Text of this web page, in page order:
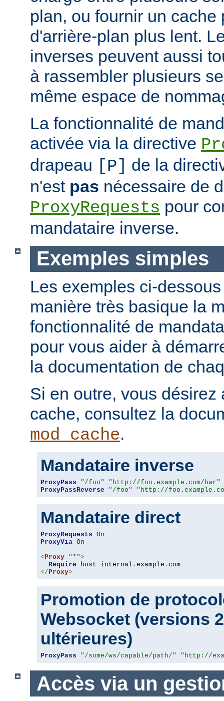
plan, ou fournir un cache
d'arrière-plan plus lent.
inverses peuvent aussi
à rassembler plusieurs
même espace de
La fonctionnalité de
activée via la directive
drapeau
[P]
de la
n'est pas nécessaire de
ProxyRequests pour
mandataire inverse.
Exemples simples
Les exemples ci-
manière très basique la
fonctionnalité de
pour vous aider à
la documentation de
Si en outre, vous désirez
cache, consultez la
mod_cache.
Mandataire inverse
ProxyPass "/foo"
"http://foo.example.com/bar"
ProxyPassReverse
"/foo" "http://
Mandataire direct
ProxyRequests On
ProxyVia On
< Proxy "*">
Require host internal . example .
</ Proxy>
Promotion de
Websocket (versions
ultérieures)
ProxyPass "/some/ws/capable/path/" "http://
Accès via un